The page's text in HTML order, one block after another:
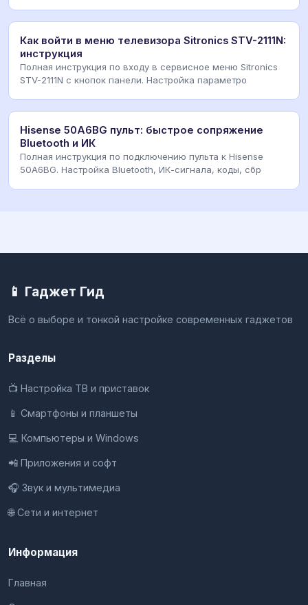
Как войти в меню телевизора Sitronics STV-2111N:
инструкция
Полная инструкция по входу в сервисное меню Sitronics
STV-2111N с кнопок панели. Настройка параметро
Hisense 50A6BG пульт: быстрое сопряжение
Bluetooth и ИК
Полная инструкция по подключению пульта к Hisense
50A6BG. Настройка Bluetooth, ИК-сигнала, коды, сбр
📱 Гаджет Гид
Всё о выборе и тонкой настройке современных гаджетов
Разделы
📺 Настройка ТВ и приставок
📱 Смартфоны и планшеты
💻 Компьютеры и Windows
📲 Приложения и софт
🎧 Звук и мультимедиа
🌐 Сети и интернет
Информация
Главная